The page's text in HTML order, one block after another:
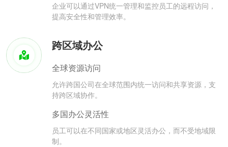
企业可以通过VPN统一管理和监控员工的远程访问，
提高安全性和管理效率。
跨区域办公
全球资源访问
允许跨国公司在全球范围内统一访问和共享资源，支
持跨区域协作。
多国办公灵活性
员工可以在不同国家或地区灵活办公，而不受地域限
制。